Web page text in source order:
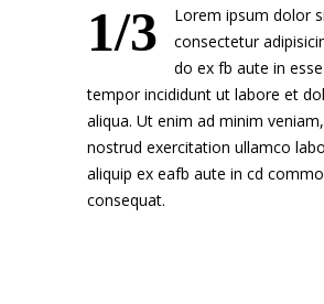
1/3
Lorem ipsum dolor
consectetur
do ex fb aute in
tempor incididunt ut labore et
aliqua. Ut enim ad minim
nostrud exercitation ullamco
aliquip ex eafb aute in cd
consequat.